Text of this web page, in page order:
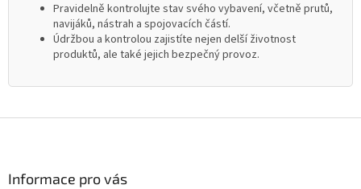
Pravidelně kontrolujte stav svého vybavení, včetně prutů,
navijáků, nástrah a spojovacích částí.
Údržbou a kontrolou zajistíte nejen delší životnost
produktů, ale také jejich bezpečný provoz.
Informace pro vás